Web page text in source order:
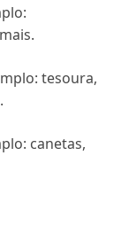
tesoura,
canetas,